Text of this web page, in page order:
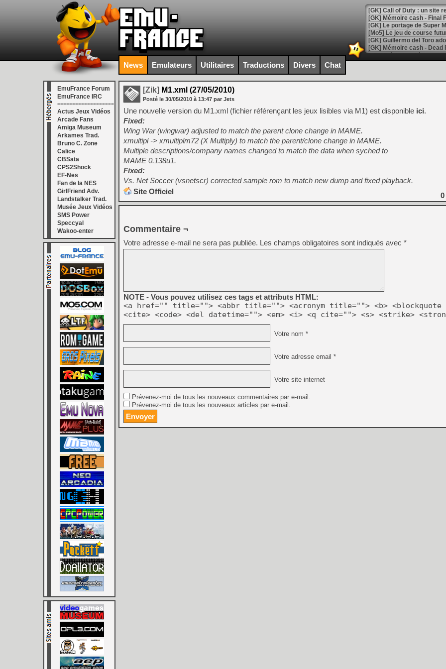
[GK] Le portage de Super
[Mo5] Le jeu de course
[GK] Guillermo del Toro
[LTF] Eté 2026 - Séquence
[GK] Mistfall Hunter :
[GK] Wo Long 2 évolue
[GK] Crossfire : un TPS à
[LS] [PS5] Premiers
[Mo5] DOOM arrive en
[GK] Bethesda fête les 30
[GK] Roblox : l'action en
[GK] Agenda - GeForce
[GK] Devolver Digital en a
[LS] [PS5] ps5-y2jb-
[GK] Pourquoi Marvel
[GK] GTA 6 : Rockstar
[GK] Hot Wheels Infinite
[GK] Mémoire cash -
[GK] Résultats Nintendo :
[GK] Déjà des
[Mo5] Brickboy cherche à
[GK] Minecraft et ses «
[GK] Beast of
[GK] Ubisoft : fin de partie
[GK] Mémoire cash -
[GK] Dan Houser (GTA)
[GK] Comment EA Sports
[GK] Crimson Moon : un
[GK] Isle of Reveries : le
News Emulateurs Utilitaires Traductions Divers Chat
EmuFrance Forum
EmuFrance IRC
===================
Actus Jeux Vidéos
Arcade Fans
Amiga Museum
Arkames Trad.
Bruno C. Zone
Calice
CBSata
CPS2Shock
EF-Nes
Fan de la NES
GirlFriend Adv.
Landstalker Trad.
Musée Jeux Vidéos
SMS Power
Speccyal
Wakoo-enter
[Zik] M1.xml (27/05/2010)
Posté le 30/05/2010 à 13:47 par Jets
Une nouvelle version du M1.xml (fichier référençant les jeux lisibles via M1) est disponible ici.
Fixed:
Wing War (wingwar) adjusted to match the parent clone change in MAME.
xmultipl -> xmultiplm72 (X Multiply) to match the parent/clone change in MAME.
Multiple descriptions/company names changed to match the data when syched to
MAME 0.138u1.
Fixed:
Vs. Net Soccer (vsnetscr) corrected sample rom to match new dump and fixed playback.
Site Officiel
0
Commentaire ¬
Votre adresse e-mail ne sera pas publiée. Les champs obligatoires sont indiqués avec *
NOTE - Vous pouvez utilisez ces tags et attributs HTML:
<a href="" title=""> <abbr title=""> <acronym title=""> <b> <blockquote
<cite> <code> <del datetime=""> <em> <i> <q cite=""> <s> <strike>
Votre nom *
Votre adresse email *
Votre site internet
Prévenez-moi de tous les nouveaux commentaires par e-mail.
Prévenez-moi de tous les nouveaux articles par e-mail.